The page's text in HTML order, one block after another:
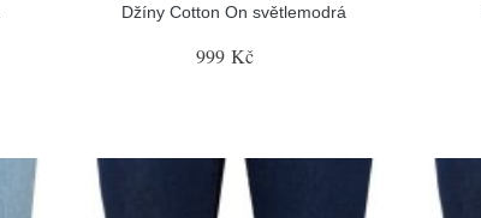
Džíny Cotton On světlemodrá
999 Kč